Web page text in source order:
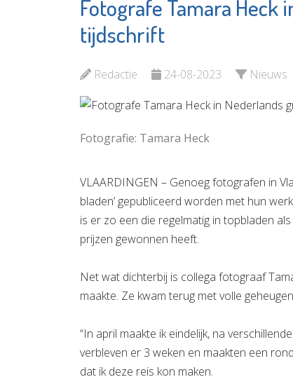
Fotografe Tamara
tijdschrift
Redactie 24-08-2023 Nieuws
Fotografie: Tamara Heck
VLAARDINGEN – Genoeg fotografen in
bladen’ gepubliceerd worden met hun
is er zo een die regelmatig in topbladen
prijzen gewonnen heeft.
Net wat dichterbij is collega fotograaf
maakte. Ze kwam terug met volle
“In april maakte ik eindelijk, na
verbleven er 3 weken en maakten een
dat ik deze reis kon maken.
Stichting
Antipesto